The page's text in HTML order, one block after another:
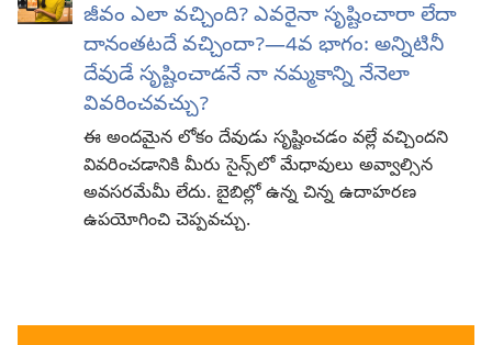
జీవం ఎలా వచ్చింది? ఎవరైనా సృష్టించారా లేదా
దానంతటదే వచ్చిందా?—4వ భాగం: అన్నిటినీ
దేవుడే సృష్టించాడనే నా నమ్మకాన్ని నేనెలా
వివరించవచ్చు?
ఈ అందమైన లోకం దేవుడు సృష్టించడం వల్లే వచ్చిందని
వివరించడానికి మీరు సైన్స్‌లో మేధావులు అవ్వాల్సిన
అవసరమేమీ లేదు. బైబిల్లో ఉన్న చిన్న ఉదాహరణ
ఉపయోగించి చెప్పవచ్చు.